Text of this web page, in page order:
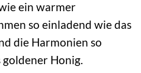
ein warmer
so einladend wie das
die Harmonien so
Honig.